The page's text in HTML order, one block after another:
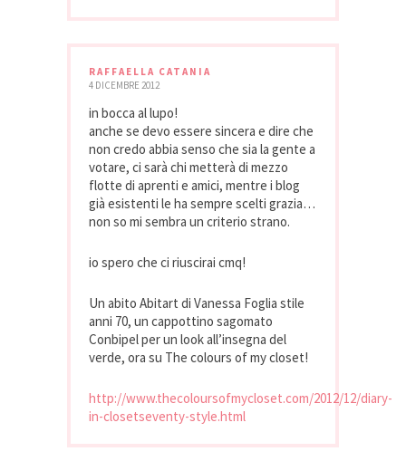
RAFFAELLA CATANIA
4 DICEMBRE 2012
in bocca al lupo!
anche se devo essere sincera e dire che
non credo abbia senso che sia la gente a
votare, ci sarà chi metterà di mezzo
flotte di aprenti e amici, mentre i blog
già esistenti le ha sempre scelti grazia…
non so mi sembra un criterio strano.
io spero che ci riuscirai cmq!
Un abito Abitart di Vanessa Foglia stile
anni 70, un cappottino sagomato
Conbipel per un look all’insegna del
verde, ora su The colours of my closet!
http://www.thecoloursofmycloset.com/2012/12/diary-
in-closetseventy-style.html